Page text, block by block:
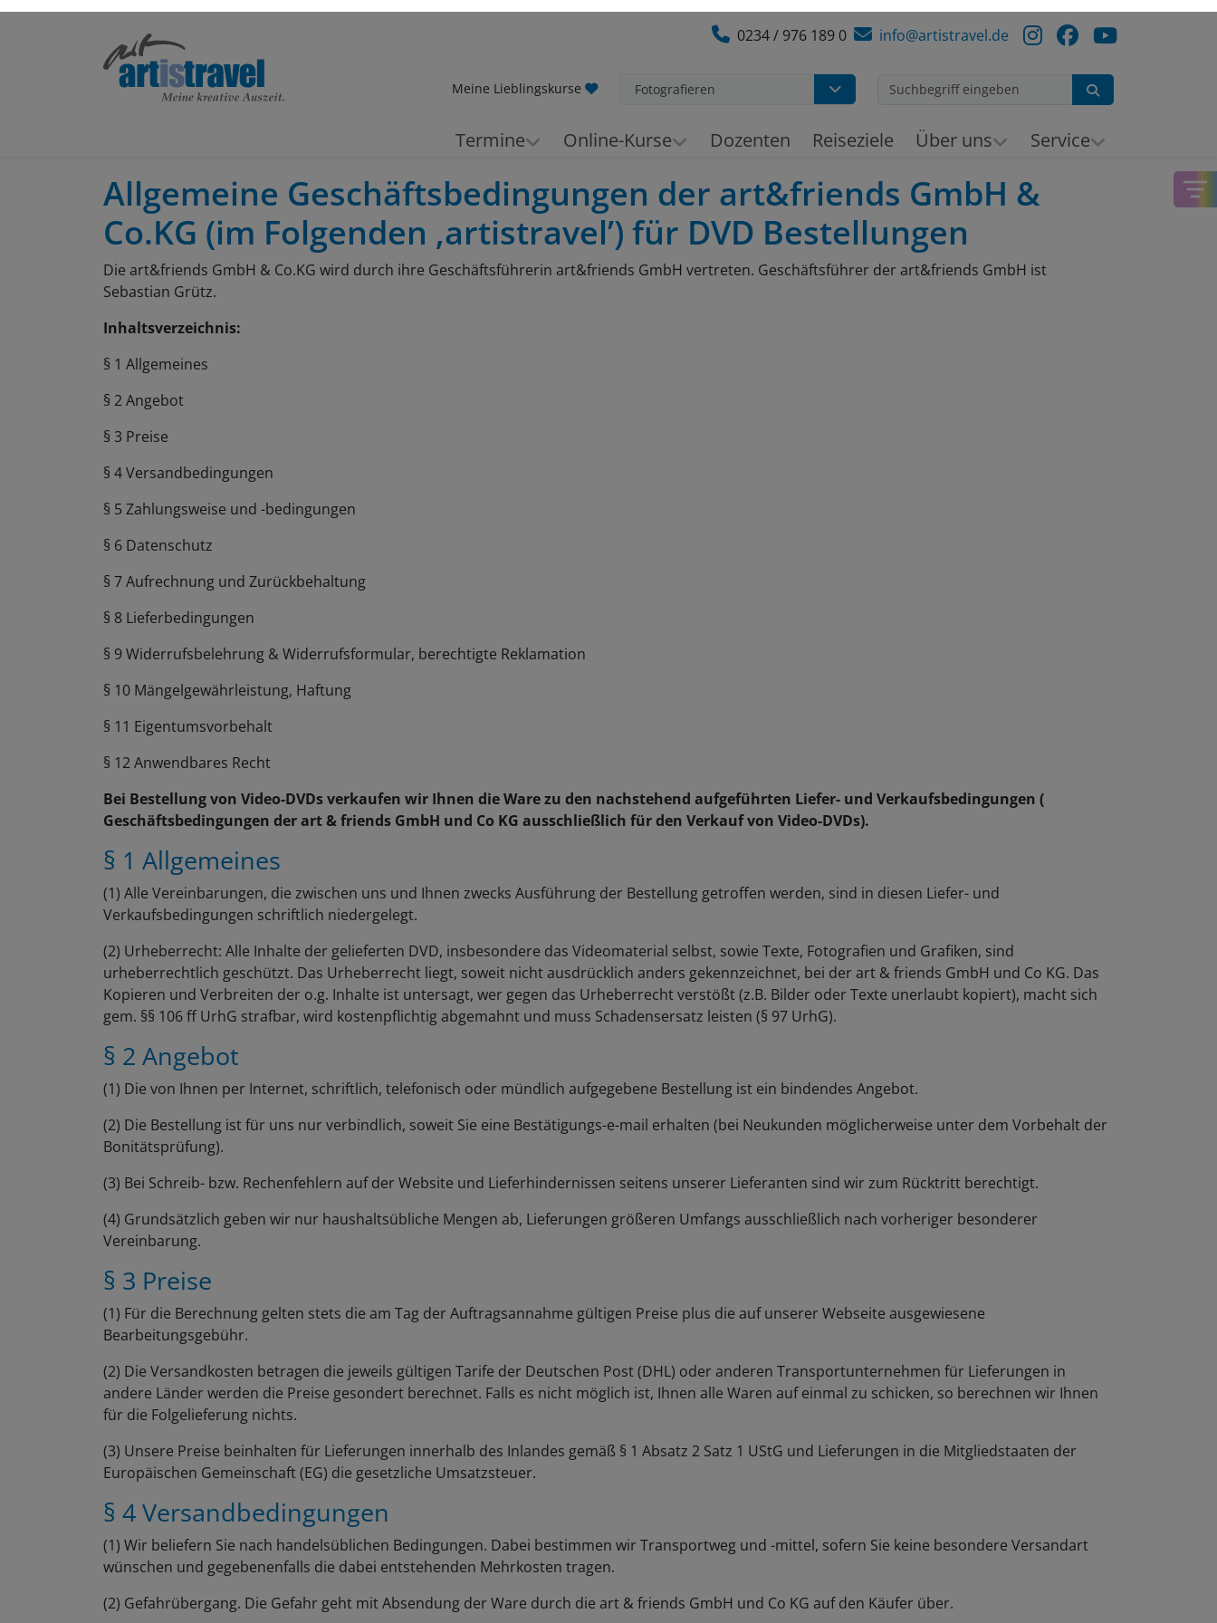
Suchen
Termine Online-Kurse Dozenten Reiseziele Über uns Service
Allgemeine Geschäftsbedingungen der art&friends GmbH &
Co.KG (im Folgenden ‚artistravel’) für DVD Bestellungen
Die art&friends GmbH & Co.KG wird durch ihre Geschäftsführerin art&friends GmbH vertreten. Geschäftsführer der art&friends GmbH ist
Sebastian Grütz.
Inhaltsverzeichnis:
§ 1 Allgemeines
§ 2 Angebot
§ 3 Preise
§ 4 Versandbedingungen
§ 5 Zahlungsweise und -bedingungen
§ 6 Datenschutz
§ 7 Aufrechnung und Zurückbehaltung
§ 8 Lieferbedingungen
§ 9 Widerrufsbelehrung & Widerrufsformular, berechtigte Reklamation
§ 10 Mängelgewährleistung, Haftung
§ 11 Eigentumsvorbehalt
§ 12 Anwendbares Recht
Bei Bestellung von Video-DVDs verkaufen wir Ihnen die Ware zu den nachstehend aufgeführten Liefer- und Verkaufsbedingungen (
Geschäftsbedingungen der art & friends GmbH und Co KG ausschließlich für den Verkauf von Video-DVDs).
§ 1 Allgemeines
(1) Alle Vereinbarungen, die zwischen uns und Ihnen zwecks Ausführung der Bestellung getroffen werden, sind in diesen Liefer- und
Verkaufsbedingungen schriftlich niedergelegt.
(2) Urheberrecht: Alle Inhalte der gelieferten DVD, insbesondere das Videomaterial selbst, sowie Texte, Fotografien und Grafiken, sind
urheberrechtlich geschützt. Das Urheberrecht liegt, soweit nicht ausdrücklich anders gekennzeichnet, bei der art & friends GmbH und Co KG. Das
Kopieren und Verbreiten der o.g. Inhalte ist untersagt, wer gegen das Urheberrecht verstößt (z.B. Bilder oder Texte unerlaubt kopiert), macht sich
gem. §§ 106 ff UrhG strafbar, wird kostenpflichtig abgemahnt und muss Schadensersatz leisten (§ 97 UrhG).
§ 2 Angebot
(1) Die von Ihnen per Internet, schriftlich, telefonisch oder mündlich aufgegebene Bestellung ist ein bindendes Angebot.
(2) Die Bestellung ist für uns nur verbindlich, soweit Sie eine Bestätigungs-e-mail erhalten (bei Neukunden möglicherweise unter dem Vorbehalt der
Bonitätsprüfung).
(3) Bei Schreib- bzw. Rechenfehlern auf der Website und Lieferhindernissen seitens unserer Lieferanten sind wir zum Rücktritt berechtigt.
(4) Grundsätzlich geben wir nur haushaltsübliche Mengen ab, Lieferungen größeren Umfangs ausschließlich nach vorheriger besonderer
Vereinbarung.
§ 3 Preise
(1) Für die Berechnung gelten stets die am Tag der Auftragsannahme gültigen Preise plus die auf unserer Webseite ausgewiesene
Bearbeitungsgebühr.
(2) Die Versandkosten betragen die jeweils gültigen Tarife der Deutschen Post (DHL) oder anderen Transportunternehmen für Lieferungen in
andere Länder werden die Preise gesondert berechnet. Falls es nicht möglich ist, Ihnen alle Waren auf einmal zu schicken, so berechnen wir Ihnen
für die Folgelieferung nichts.
(3) Unsere Preise beinhalten für Lieferungen innerhalb des Inlandes gemäß § 1 Absatz 2 Satz 1 UStG und Lieferungen in die Mitgliedstaaten der
Europäischen Gemeinschaft (EG) die gesetzliche Umsatzsteuer.
§ 4 Versandbedingungen
(1) Wir beliefern Sie nach handelsüblichen Bedingungen. Dabei bestimmen wir Transportweg und -mittel, sofern Sie keine besondere Versandart
wünschen und gegebenenfalls die dabei entstehenden Mehrkosten tragen.
(2) Gefahrübergang. Die Gefahr geht mit Absendung der Ware durch die art & friends GmbH und Co KG auf den Käufer über.